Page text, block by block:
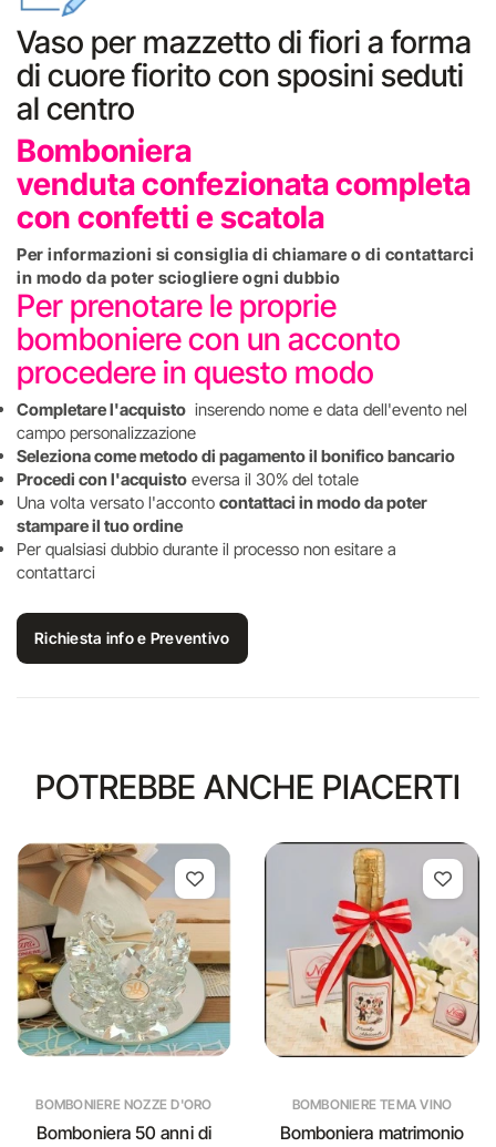
Vaso per mazzetto di fiori a forma
di cuore fiorito con sposini seduti
al centro
Bomboniera
venduta confezionata completa
con confetti e scatola
Per informazioni si consiglia di chiamare o di contattarci
in modo da poter sciogliere ogni dubbio
Per prenotare le proprie
bomboniere con un acconto
procedere in questo modo
Completare l'acquisto inserendo nome e data dell'evento nel
campo personalizzazione
Seleziona come metodo di pagamento il bonifico bancario
Procedi con l'acquisto eversa il 30% del totale
Una volta versato l'acconto contattaci in modo da poter
stampare il tuo ordine
Per qualsiasi dubbio durante il processo non esitare a
contattarci
Richiesta info e Preventivo
POTREBBE ANCHE PIACERTI
BOMBONIERE NOZZE D'ORO
Bomboniera 50 anni di
BOMBONIERE TEMA VINO
Bomboniera matrimonio